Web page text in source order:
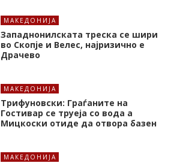
МАКЕДОНИЈА
Западнонилската треска се шири
во Скопје и Велес, најризично е
Драчево
МАКЕДОНИЈА
Трифуновски: Граѓаните на
Гостивар се труеја со вода а
Мицкоски отиде да отвора базен
МАКЕДОНИЈА